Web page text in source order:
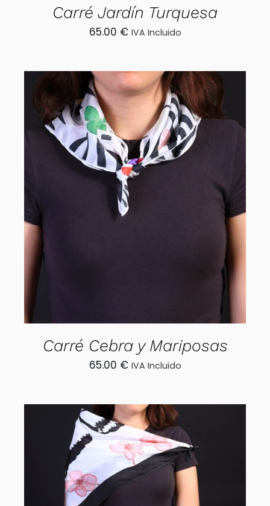
Carré Jardín Turquesa
65.00 € IVA Incluido
AÑADIR AL CARRITO
Carré Cebra y Mariposas
65.00 € IVA Incluido